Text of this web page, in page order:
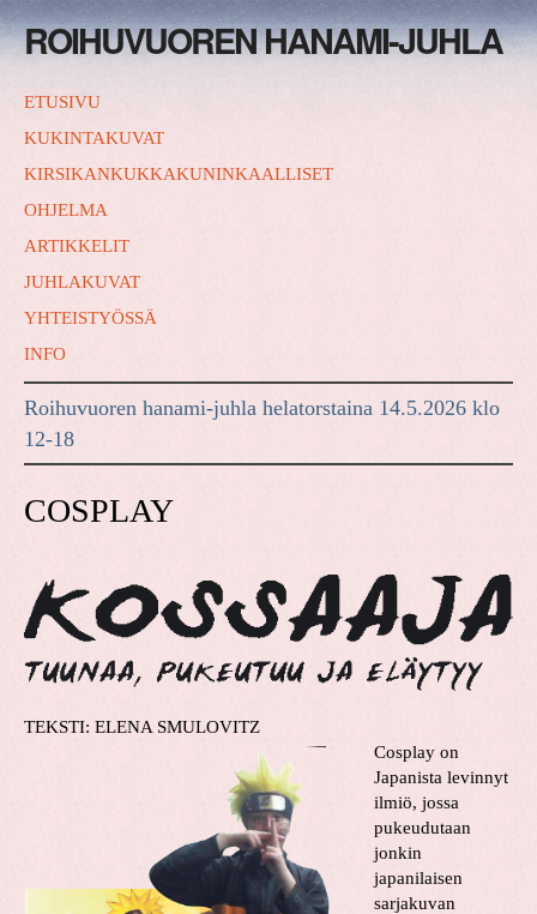
ROIHUVUOREN HANAMI-JUHLA
ETUSIVU
KUKINTAKUVAT
KIRSIKANKUKKAKUNINKAALLISET
OHJELMA
ARTIKKELIT
JUHLAKUVAT
YHTEISTYÖSSÄ
INFO
Roihuvuoren hanami-juhla helatorstaina 14.5.2026 klo
12-18
COSPLAY
TEKSTI: ELENA SMULOVITZ
Cosplay on
Japanista levinnyt
ilmiö, jossa
pukeudutaan
jonkin
japanilaisen
sarjakuvan